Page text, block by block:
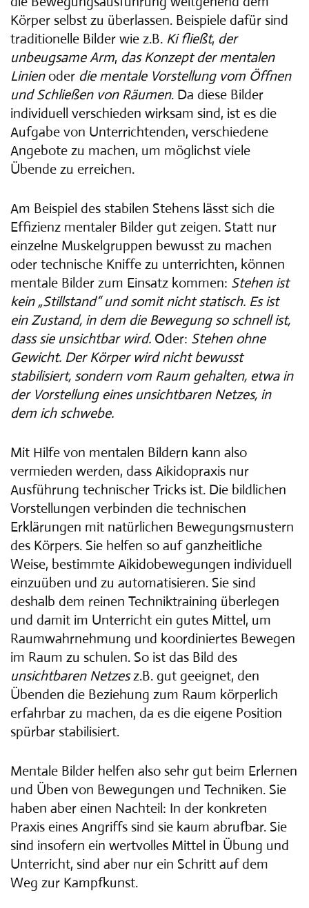
Körper selbst zu überlassen. Beispiele dafür sind
traditionelle Bilder wie z.B. Ki fließt, der
unbeugsame Arm, das Konzept der mentalen
Linienoder die mentale Vorstellung vom Öffnen
und Schließen von Räumen. Da diese Bilder
individuell verschieden wirksam sind, ist es die
Aufgabe von Unterrichtenden, verschiedene
Angebote zu machen, um möglichst viele
Übende zu erreichen.
Am Beispiel des stabilen Stehens lässt sich die
Effizienz mentaler Bilder gut zeigen. Statt nur
einzelne Muskelgruppen bewusst zu machen
oder technische Kniffe zu unterrichten, können
mentale Bilder zum Einsatz kommen: Stehen ist
kein „Stillstand“ und somit nicht statisch. Es ist
ein Zustand, in dem die Bewegung so schnell ist,
dass sie unsichtbar wird. Oder: Stehen ohne
Gewicht. Der Körper wird nicht bewusst
stabilisiert, sondern vom Raum gehalten, etwa in
der Vorstellung eines unsichtbaren Netzes, in
dem ich schwebe.
Mit Hilfe von mentalen Bildern kann also
vermieden werden, dass Aikidopraxis nur
Ausführung technischer Tricks ist. Die bildlichen
Vorstellungen verbinden die technischen
Erklärungen mit natürlichen Bewegungsmustern
des Körpers. Sie helfen so auf ganzheitliche
Weise, bestimmte Aikidobewegungen individuell
einzuüben und zu automatisieren. Sie sind
deshalb dem reinen Techniktraining überlegen
und damit im Unterricht ein gutes Mittel, um
Raumwahrnehmung und koordiniertes Bewegen
im Raum zu schulen. So ist das Bild des
unsichtbaren Netzesz.B. gut geeignet, den
Übenden die Beziehung zum Raum körperlich
erfahrbar zu machen, da es die eigene Position
spürbar stabilisiert.
Mentale Bilder helfen also sehr gut beim Erlernen
und Üben von Bewegungen und Techniken. Sie
haben aber einen Nachteil: In der konkreten
Praxis eines Angriffs sind sie kaum abrufbar. Sie
sind insofern ein wertvolles Mittel in Übung und
Unterricht, sind aber nur ein Schritt auf dem
Weg zur Kampfkunst.